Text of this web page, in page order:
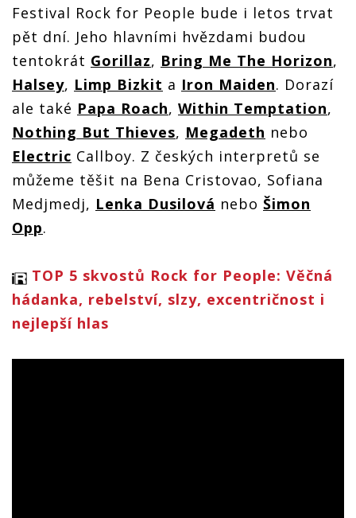
Festival Rock for People bude i letos trvat
pět dní. Jeho hlavními hvězdami budou
tentokrát Gorillaz, Bring Me The Horizon,
Halsey, Limp Bizkit a Iron Maiden. Dorazí
ale také Papa Roach, Within Temptation,
Nothing But Thieves, Megadeth nebo
Electric Callboy. Z českých interpretů se
můžeme těšit na Bena Cristovao, Sofiana
Medjmedj, Lenka Dusilová nebo Šimon
Opp.
TOP 5 skvostů Rock for People: Věčná
hádanka, rebelství, slzy, excentričnost i
nejlepší hlas